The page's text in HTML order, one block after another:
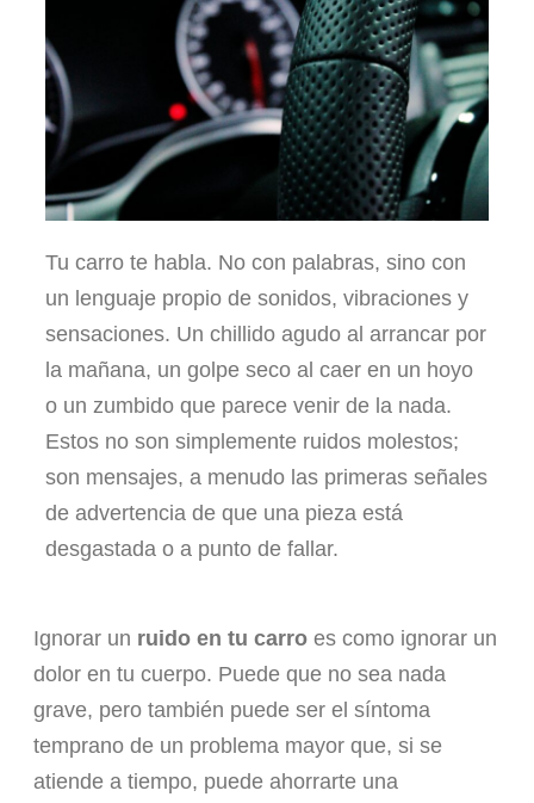
Tu carro te habla. No con palabras, sino con
un lenguaje propio de sonidos, vibraciones y
sensaciones. Un chillido agudo al arrancar por
la mañana, un golpe seco al caer en un hoyo
o un zumbido que parece venir de la nada.
Estos no son simplemente ruidos molestos;
son mensajes, a menudo las primeras señales
de advertencia de que una pieza está
desgastada o a punto de fallar.
Ignorar un ruido en tu carro es como ignorar un
dolor en tu cuerpo. Puede que no sea nada
grave, pero también puede ser el síntoma
temprano de un problema mayor que, si se
atiende a tiempo, puede ahorrarte una